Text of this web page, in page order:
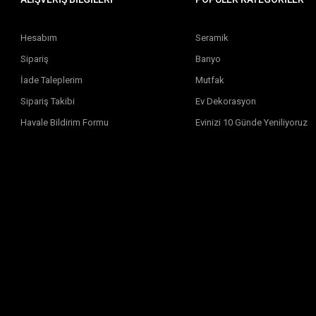
Hesabım
Sipariş
İade Taleplerim
Sipariş Takibi
Havale Bildirim Formu
Seramik
Banyo
Mutfak
Ev Dekorasyon
Evinizi 10 Günde Yeniliyoruz